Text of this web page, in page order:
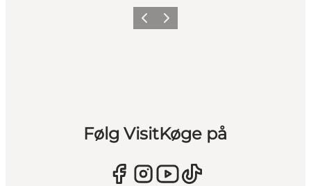
Forrige billede
Næste billede
Følg VisitKøge på